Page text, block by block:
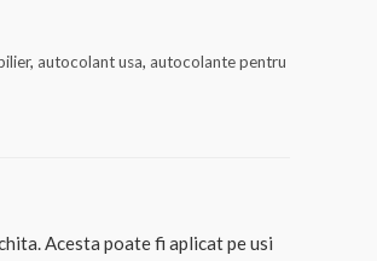
, autocolant usa, autocolante pentru
Acesta poate fi aplicat pe usi